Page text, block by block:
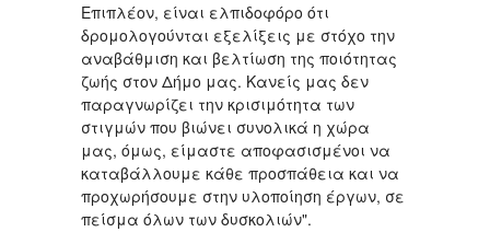
Επιπλέον, είναι ελπιδοφόρο ότι
δρομολογούνται εξελίξεις με στόχο την
αναβάθμιση και βελτίωση της ποιότητας
ζωής στον Δήμο μας. Κανείς μας δεν
παραγνωρίζει την κρισιμότητα των
στιγμών που βιώνει συνολικά η χώρα
μας, όμως, είμαστε αποφασισμένοι να
καταβάλλουμε κάθε προσπάθεια και να
προχωρήσουμε στην υλοποίηση έργων, σε
πείσμα όλων των δυσκολιών".